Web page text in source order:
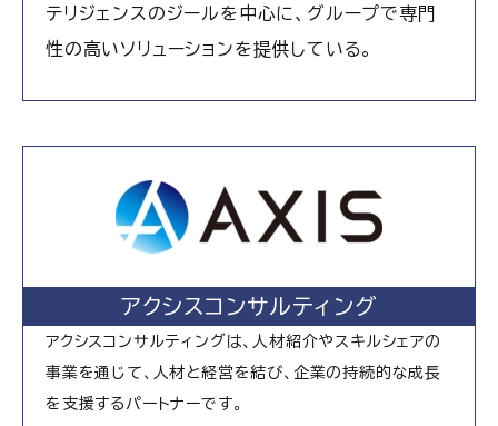
テリジェンスのジールを中心に、グループで専門
性の高いソリューションを提供している。
アクシスコンサルティング
アクシスコンサルティングは、人材紹介やスキルシェアの
事業を通じて、人材と経営を結び、企業の持続的な成長
を支援するパートナーです。